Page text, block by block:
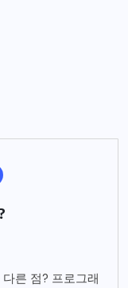
른 점? 프로그래